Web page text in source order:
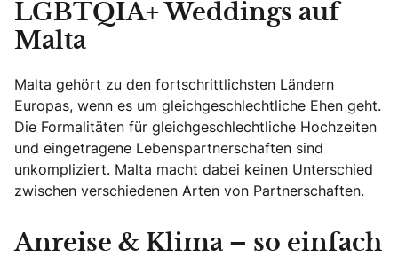
LGBTQIA+ Weddings auf
Malta
Malta gehört zu den fortschrittlichsten Ländern
Europas, wenn es um gleichgeschlechtliche Ehen geht.
Die Formalitäten für gleichgeschlechtliche Hochzeiten
und eingetragene Lebenspartnerschaften sind
unkompliziert. Malta macht dabei keinen Unterschied
zwischen verschiedenen Arten von Partnerschaften.
Anreise & Klima – so einfach